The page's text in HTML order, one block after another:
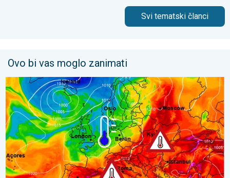
Svi tematski članci
Ovo bi vas moglo zanimati
Još toplije do petka, 40-ice se šire. Ljetne vrućine. . . utorak,